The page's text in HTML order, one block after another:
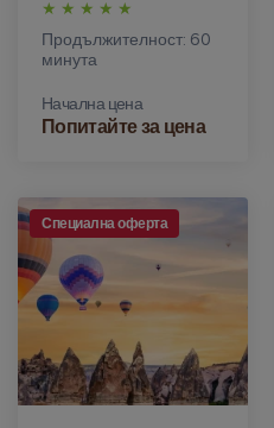
Продължителност: 60
минута
Начална цена
Попитайте за цена
Специална оферта